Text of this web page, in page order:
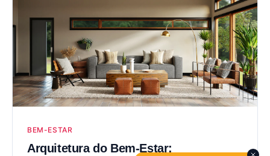
BEM-ESTAR
Arquitetura do Bem-Estar: